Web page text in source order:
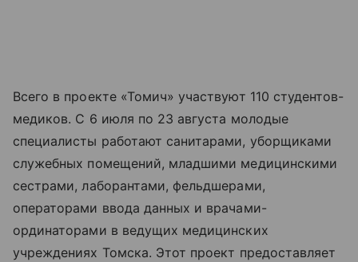
Всего в проекте «Томич» участвуют 110 студентов-
медиков. С 6 июля по 23 августа молодые
специалисты работают санитарами, уборщиками
служебных помещений, младшими медицинскими
сестрами, лаборантами, фельдшерами,
операторами ввода данных и врачами-
ординаторами в ведущих медицинских
учреждениях Томска. Этот проект предоставляет